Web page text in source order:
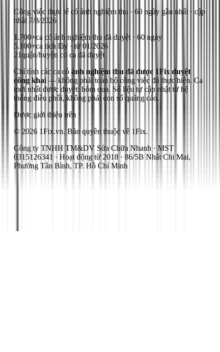
Công việc thực tế có ảnh nghiệm thu · 60 ngày gần nhất · cập
nhật 7/8/2026
1.700+ca có ảnh nghiệm thu đã duyệt · 60 ngày
5.100+ca tích lũy · từ 01/2026
21quận/huyện có ca đã duyệt
Chỉ tính các ca có ảnh nghiệm thu đã được 1Fix duyệt
công khai — không phải toàn bộ công việc đã thực hiện. Ca
mới nhất được duyệt: hôm qua. Số liệu tự cập nhật từ hệ
thống điều phối, không phải con số quảng cáo.
Được giới thiệu trên
© 2026 1Fix.vn. Bản quyền thuộc về 1Fix.
Công ty TNHH TM&DV Sửa Chữa Nhanh · MST
0315126341 · Hoạt động từ 2018 · 86/5B Nhất Chi Mai,
Phường Tân Bình, TP. Hồ Chí Minh